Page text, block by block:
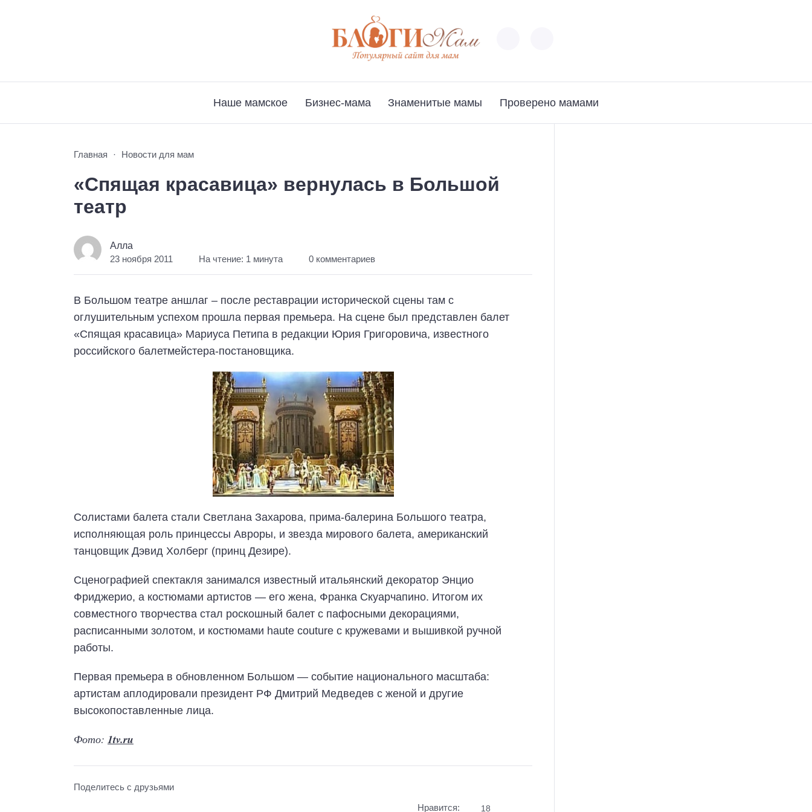
Наше мамское Бизнес-мама Знаменитые мамы Проверено мамами
Главная Новости для мам
«Спящая красавица» вернулась в Большой
театр
Алла
23 ноября 2011 На чтение: 1 минута 0 комментариев
В Большом театре аншлаг – после реставрации исторической сцены там с
оглушительным успехом прошла первая премьера. На сцене был представлен балет
«Спящая красавица» Мариуса Петипа в редакции Юрия Григоровича, известного
российского балетмейстера-постановщика.
Солистами балета стали Светлана Захарова, прима-балерина Большого театра,
исполняющая роль принцессы Авроры, и звезда мирового балета, американский
танцовщик Дэвид Холберг (принц Дезире).
Сценографией спектакля занимался известный итальянский декоратор Энцио
Фриджерио, а костюмами артистов — его жена, Франка Скуарчапино. Итогом их
совместного творчества стал роскошный балет с пафосными декорациями,
расписанными золотом, и костюмами haute couture с кружевами и вышивкой ручной
работы.
Первая премьера в обновленном Большом — событие национального масштаба:
артистам аплодировали президент РФ Дмитрий Медведев с женой и другие
высокопоставленные лица.
Фото: 1tv.ru
Поделитесь с друзьями
Нравится: 18